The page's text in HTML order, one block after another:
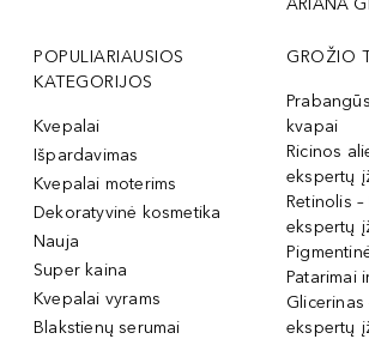
ARIANA
POPULIARIAUSIOS
KATEGORIJOS
Kvepalai
Išpardavimas
Kvepalai moterims
Dekoratyvinė kosmetika
Nauja
Super kaina
Kvepalai vyrams
Blakstienų serumai
GROŽIO
kvapai
Ricinos
ekspertų
Retinolis
ekspertų
Patarimai
Glicerinas
ekspertų